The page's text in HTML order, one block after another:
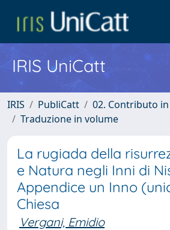
IRIS UniCatt
IRIS PubliCatt
02. Contributo
Traduzione in volume
La rugiada della
e Natura negli Inni di
Appendice un Inno
Chiesa
Vergani, Emidio